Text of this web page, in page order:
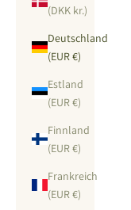
(DKK kr.)
Deutschland
(EUR €)
Estland
(EUR €)
Finnland
(EUR €)
Frankreich
(EUR €)